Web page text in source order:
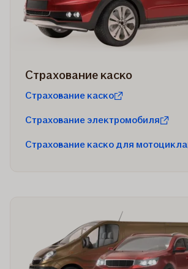
Страхование каско
Страхование каско
Страхование электромобиля
Страхование каско для мотоцикла